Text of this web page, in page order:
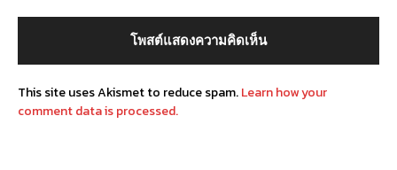
This site uses Akismet to reduce spam.Learn how your
comment data is processed.